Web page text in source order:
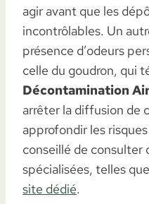
agir avant que les
incontrôlables. Un
présence d’odeurs
celle du goudron, qui
Décontamination
arrêter la diffusion de
approfondir les
conseillé de consulter
spécialisées, telles
site dédié.